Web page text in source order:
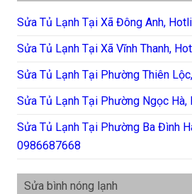
Sửa Tủ Lạnh Tại Xã Đông Anh,
Sửa Tủ Lạnh Tại Xã Vĩnh Thanh,
Sửa Tủ Lạnh Tại Phường Thiên
Sửa Tủ Lạnh Tại Phường Ngọc
Sửa Tủ Lạnh Tại Phường Ba Đình
0986687668
Sửa bình nóng lạnh